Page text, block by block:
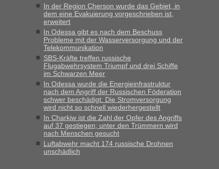
„Hallo Leute, ich weiß nicht, ob ich hier richtig bin mit meiner
Anfrage. Ich möchte 4 Umzugskartons mit gebrauchter
Straßen Kleidung bei der Einreise in die Ukraine
mitnehmen. Es ist gebrauchte Kleidung...“
Berichte und Reisetipps • Re: An welchem
Grenzübergang zwischen Polen und der Ukraine geht es am
schnellsten?
„Wir sind mit unserem Wohnmobil, wie geplant am Montag
15.6. in Krakovets rüber. Sehr zeitig los gegen 5 Uhr in der
Früh. Mit sehr sehr wenig Verkehr, super bis zur Grenze. Nur
8 PKW vor der Schranke....“
Berichte und Reisetipps • Re: An welchem
Grenzübergang zwischen Polen und der Ukraine geht es am
schnellsten?
In der Region Cherson wurde das Gebiet, in
dem eine Evakuierung vorgeschrieben ist,
erweitert
In Odessa gibt es nach dem Beschuss
Probleme mit der Wasserversorgung und der
Telekommunikation
SBS-Kräfte treffen russische
Flugabwehrsystem Triumpf und drei Schiffe
im Schwarzen Meer
In Odessa wurde die Energieinfrastruktur
nach dem Angriff der Russischen Föderation
schwer beschädigt: Die Stromversorgung
wird nicht so schnell wiederhergestellt
In Charkiw ist die Zahl der Opfer des Angriffs
auf 37 gestiegen; unter den Trümmern wird
nach Menschen gesucht
Luftabwehr macht 174 russische Drohnen
unschädlich